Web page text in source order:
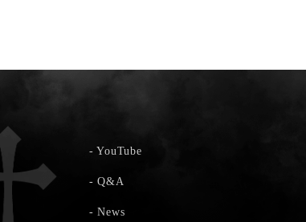
-YouTube
-Q&A
-News